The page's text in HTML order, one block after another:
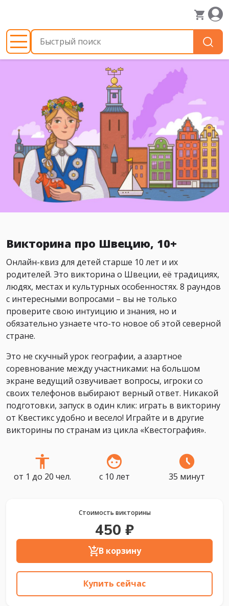
Викторина про Швецию, 10+
Онлайн-квиз для детей старше 10 лет и их
родителей. Это викторина о Швеции, её традициях,
людях, местах и культурных особенностях. 8 раундов
с интересными вопросами – вы не только
проверите свою интуицию и знания, но и
обязательно узнаете что-то новое об этой северной
стране.
Это не скучный урок географии, а азартное
соревнование между участниками: на большом
экране ведущий озвучивает вопросы, игроки со
своих телефонов выбирают верный ответ. Никакой
подготовки, запуск в один клик: играть в викторину
от Квестикс удобно и весело! Играйте и в другие
викторины по странам из цикла «Квестография».
от 1 до 20 чел. с 10 лет 35 минут
Стоимость викторины
450 ₽
В корзину
Купить сейчас